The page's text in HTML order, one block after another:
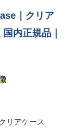
｜クリア
内正規品｜
リアケース